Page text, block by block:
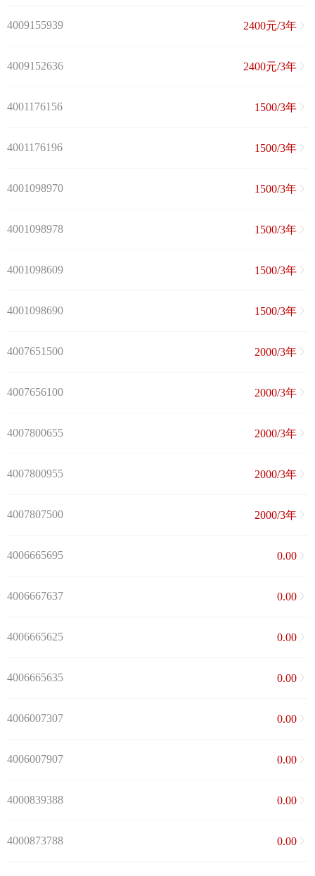
4009155939 2400元/3年
4009152636 2400元/3年
4001176156 1500/3年
4001176196 1500/3年
4001098970 1500/3年
4001098978 1500/3年
4001098609 1500/3年
4001098690 1500/3年
4007651500 2000/3年
4007656100 2000/3年
4007800655 2000/3年
4007800955 2000/3年
4007807500 2000/3年
4006665695 0.00
4006667637 0.00
4006665625 0.00
4006665635 0.00
4006007307 0.00
4006007907 0.00
4000839388 0.00
4000873788 0.00